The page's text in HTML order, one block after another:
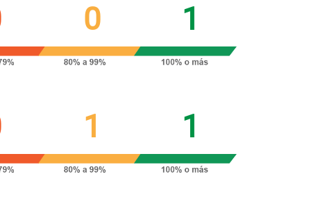
0 1
1 1